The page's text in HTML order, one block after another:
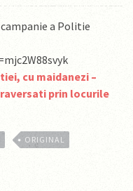
a Politie
cu maidanezi –
prin locurile
ORIGINAL